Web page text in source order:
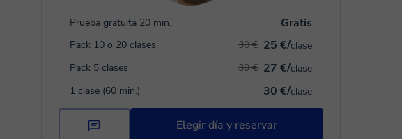
Prueba gratuita 20 min. Gratis
Pack 10 o 20 clases 25 €/clase
30 €
Pack 5 clases
27 €/clase
30 €
1 clase (60 min.)
30 €/clase
Elegir día y reservar